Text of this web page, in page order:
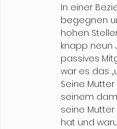
In einer
begegnen
hohen
knapp neun
passives
war es das
Seine
seinem
seine
hat und